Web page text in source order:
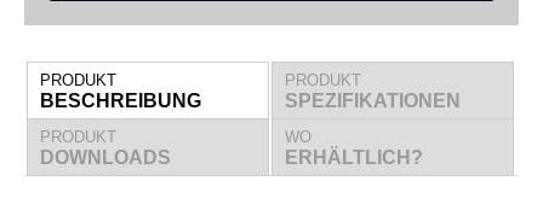
PRODUKT
BESCHREIBUNG
PRODUKT
SPEZIFIKATIONEN
PRODUKT
DOWNLOADS
WO
ERHÄLTLICH?